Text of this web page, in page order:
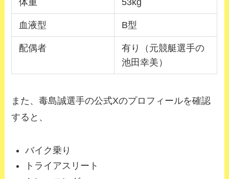
体重 53kg
血液型 B型
配偶者
有り（元競艇選手の
池田幸美）
また、毒島誠選手の公式Xのプロフィールを確認
すると、
バイク乗り
トライアスリート